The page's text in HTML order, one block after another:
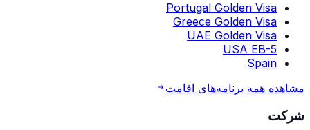
Portugal Golden Visa
Greece Golden Visa
UAE Golden Visa
USA EB-5
Spain
مشاهده همه برنامه‌های اقامت
شرکت